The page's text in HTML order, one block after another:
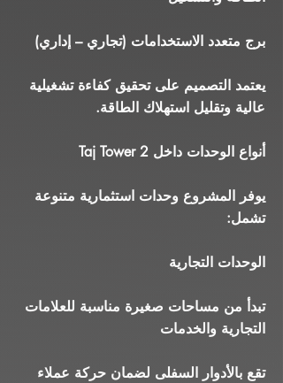
برج متعدد الاستخدامات (تجاري – إداري)
يعتمد التصميم على تحقيق كفاءة تشغيلية
عالية وتقليل استهلاك الطاقة.
أنواع الوحدات داخل Taj Tower 2
يوفر المشروع وحدات استثمارية متنوعة
تشمل:
الوحدات التجارية
تبدأ من مساحات صغيرة مناسبة للعلامات
التجارية والخدمات
تقع بالأدوار السفلى لضمان حركة عملاء